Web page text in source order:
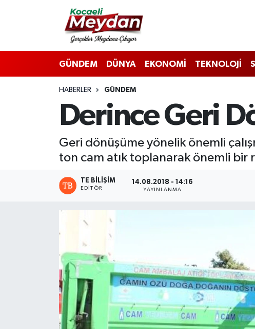
GÜNDEM DÜNYA EKONOMİ TEKNOLOJİ
HABERLER GÜNDEM
Derince Geri
Geri dönüşüme yönelik önemli
ton cam atık toplanarak önemli bir
TE BILIŞIM
EDITÖR
14.08.2018 - 14:16
YAYINLANMA
Nöbetçi Eczaneler
Hava Durumu
Trafik Durumu
Süper Lig Puan Durumu ve Fikstür
Tüm Manşetler
Haber Arşivi